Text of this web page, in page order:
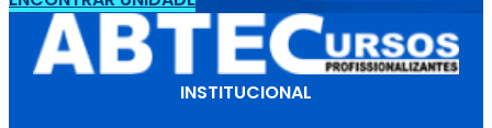
INSTITUCIONAL